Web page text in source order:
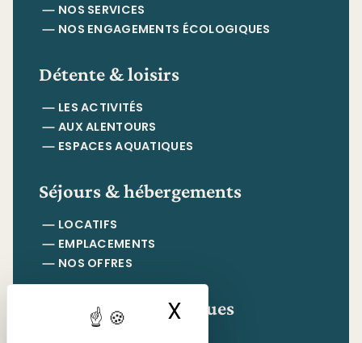
X Masquer le
NOS SERVICES
NOS ENGAGEMENTS ÉCOLOGIQUES
Détente & loisirs
LES ACTIVITÉS
AUX ALENTOURS
ESPACES AQUATIQUES
Séjours & hébergements
LOCATIFS
EMPLACEMENTS
NOS OFFRES
Informations pratiques